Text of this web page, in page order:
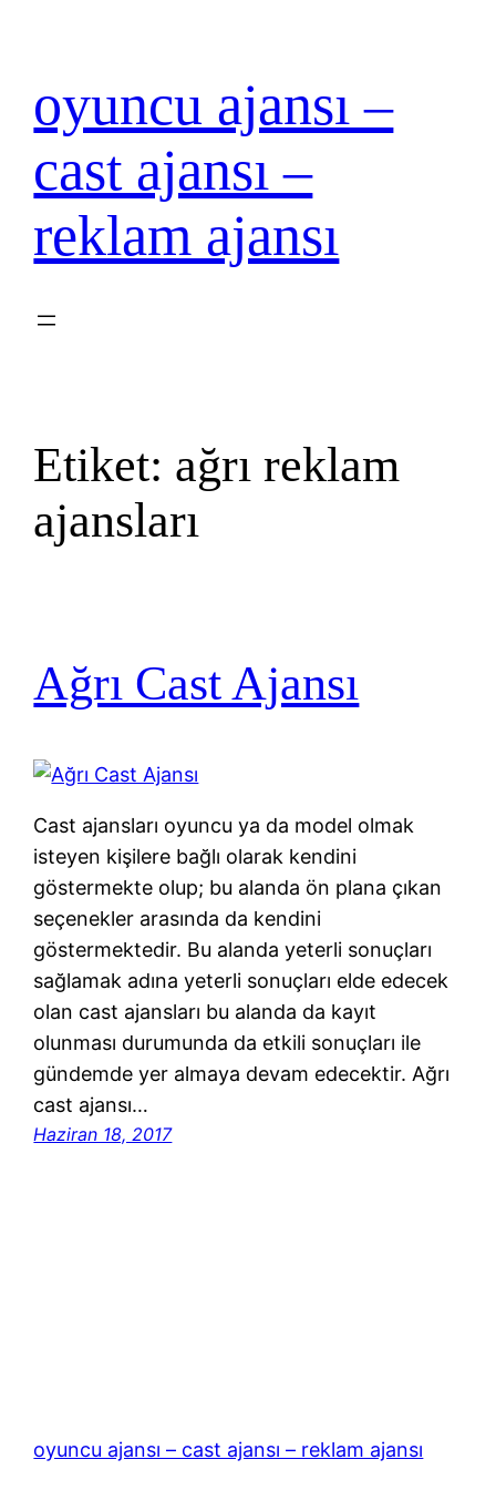
oyuncu ajansı –
cast ajansı –
reklam ajansı
Etiket: ağrı reklam
ajansları
Ağrı Cast Ajansı
Cast ajansları oyuncu ya da model olmak
isteyen kişilere bağlı olarak kendini
göstermekte olup; bu alanda ön plana çıkan
seçenekler arasında da kendini
göstermektedir. Bu alanda yeterli sonuçları
sağlamak adına yeterli sonuçları elde edecek
olan cast ajansları bu alanda da kayıt
olunması durumunda da etkili sonuçları ile
gündemde yer almaya devam edecektir. Ağrı
cast ajansı…
Haziran 18, 2017
oyuncu ajansı – cast ajansı – reklam ajansı